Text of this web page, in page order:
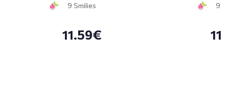
9 Smilies
11.59€
9